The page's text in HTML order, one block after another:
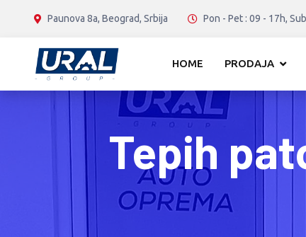
Paunova 8a, Beograd, Srbija Pon - Pet : 09 - 17h,
HOME PRODAJA
Tepih